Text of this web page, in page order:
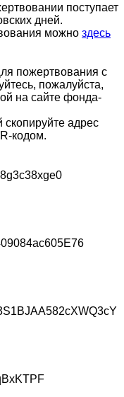
поступает
дней.
можно здесь
пожертвования с
пожалуйста,
на сайте фонда-
адрес
кодом.